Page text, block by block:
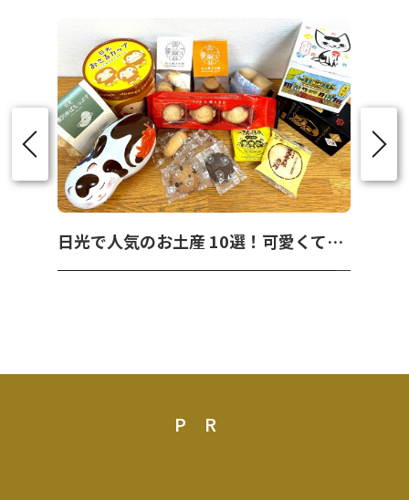
日光で人気のお土産 10選！可愛くて美味しいお菓子を紹介！
PR